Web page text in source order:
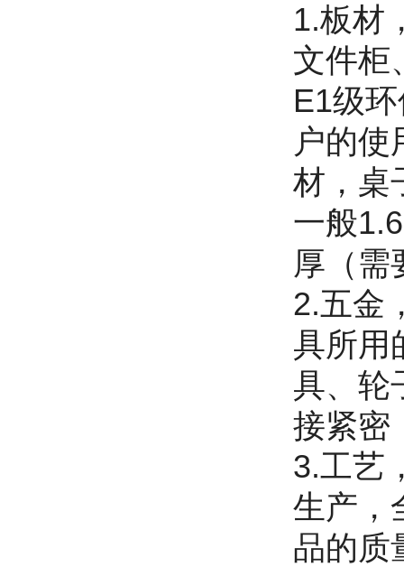
1.板材
文件柜
E1级
户的
材，桌
一般
厚（需
2.五金
具所用
具、轮
接紧密
3.工艺
生产，
品的质